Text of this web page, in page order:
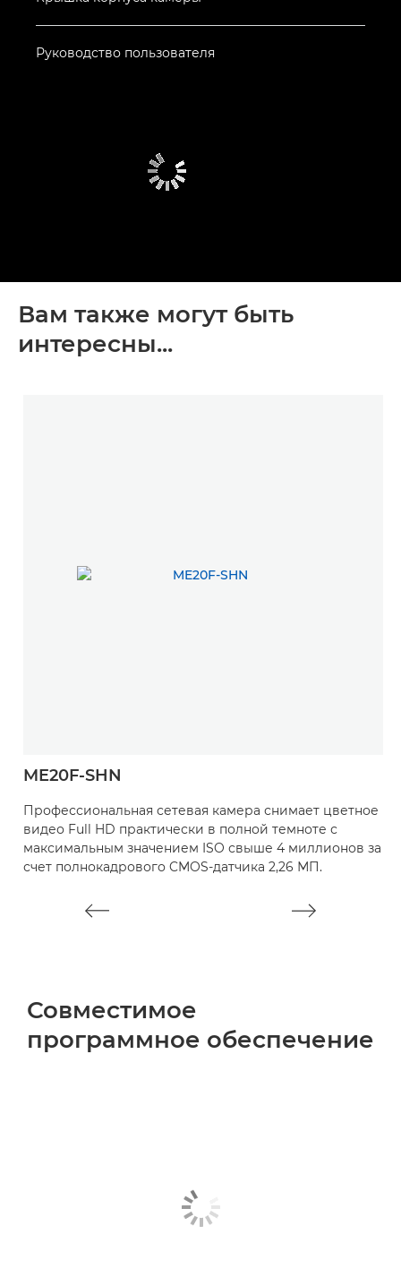
Руководство пользователя
Вам также могут быть
интересны...
ME20F-SHN
Профессиональная сетевая камера снимает цветное
видео Full HD практически в полной темноте с
максимальным значением ISO свыше 4 миллионов за
счет полнокадрового CMOS-датчика 2,26 МП.
Совместимое
программное обеспечение